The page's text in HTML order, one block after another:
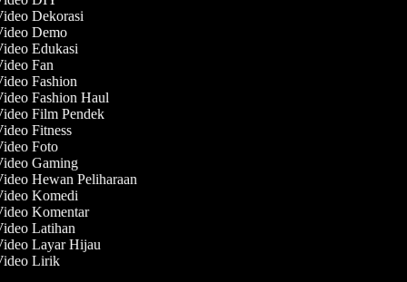
Dekorasi
Demo
Edukasi
Fan
Fashion
Fashion Haul
Film Pendek
Fitness
Foto
Gaming
Hewan Peliharaan
Komedi
Komentar
Latihan
Layar Hijau
Lirik